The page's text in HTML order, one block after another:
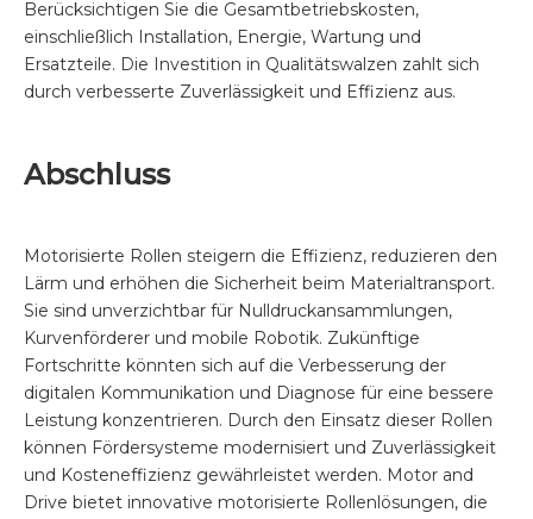
Berücksichtigen Sie die Gesamtbetriebskosten,
einschließlich Installation, Energie, Wartung und
Ersatzteile. Die Investition in Qualitätswalzen zahlt sich
durch verbesserte Zuverlässigkeit und Effizienz aus.
Abschluss
Motorisierte Rollen steigern die Effizienz, reduzieren den
Lärm und erhöhen die Sicherheit beim Materialtransport.
Sie sind unverzichtbar für Nulldruckansammlungen,
Kurvenförderer und mobile Robotik. Zukünftige
Fortschritte könnten sich auf die Verbesserung der
digitalen Kommunikation und Diagnose für eine bessere
Leistung konzentrieren. Durch den Einsatz dieser Rollen
können Fördersysteme modernisiert und Zuverlässigkeit
und Kosteneffizienz gewährleistet werden. Motor and
Drive bietet innovative motorisierte Rollenlösungen, die